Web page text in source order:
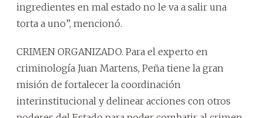
ingredientes en mal estado no le va a salir una
torta a uno”, mencionó.
CRIMEN ORGANIZADO. Para el experto en
criminología Juan Martens, Peña tiene la gran
misión de fortalecer la coordinación
interinstitucional y delinear acciones con otros